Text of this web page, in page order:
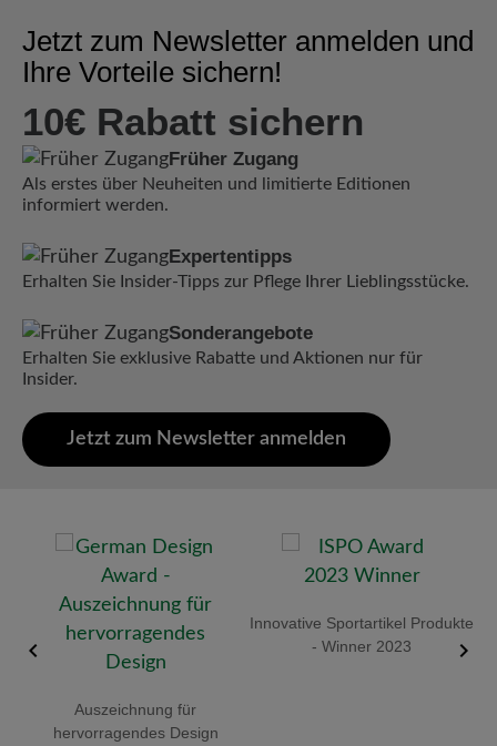
Jetzt zum Newsletter anmelden und
Ihre Vorteile sichern!
10€ Rabatt sichern
Früher Zugang
Als erstes über Neuheiten und limitierte Editionen
informiert werden.
Expertentipps
Erhalten Sie Insider-Tipps zur Pflege Ihrer Lieblingsstücke.
Sonderangebote
Erhalten Sie exklusive Rabatte und Aktionen nur für
Insider.
Jetzt zum Newsletter anmelden
Auszeichnung für
hervorragendes Design
Innovative Sportartikel Produkte
- Winner 2023